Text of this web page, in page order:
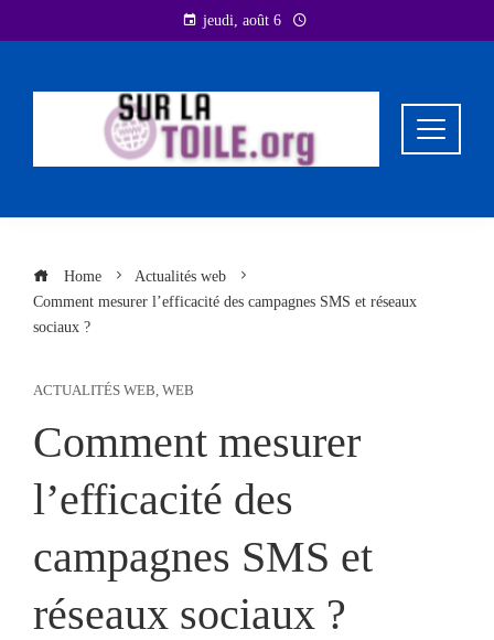
to
jeudi, août 6
Home
Actualités web
Comment mesurer l’efficacité des campagnes SMS et réseaux
sociaux ?
ACTUALITÉS WEB, WEB
Comment mesurer
l’efficacité des
campagnes SMS et
réseaux sociaux ?